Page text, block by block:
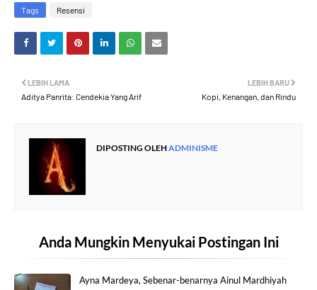
Tags Resensi
LEBIH BARU
Kopi, Kenangan, dan Rindu
LEBIH LAMA
Aditya Panrita: Cendekia Yang Arif
DIPOSTING OLEHADMINISME
Anda Mungkin Menyukai Postingan Ini
Ayna Mardeya, Sebenar-benarnya Ainul Mardhiyah